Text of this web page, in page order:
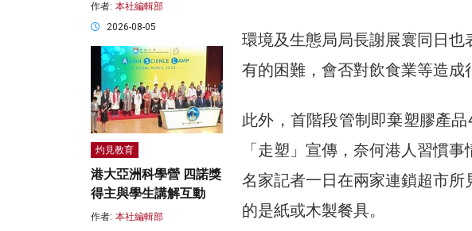
環境及生態局局長謝展寰同日
有的困難，會否對飲食業等造成
此外，首階段管制即棄塑膠產
「走塑」宣傳，奈何港人習慣
名家記者一日在兩家連鎖超市
的是紙或木製餐具。
作者: 本社編輯部
2026-08-05
灼見教育
港大亞洲科學營 四諾獎
得主與學生講解互動
作者: 本社編輯部